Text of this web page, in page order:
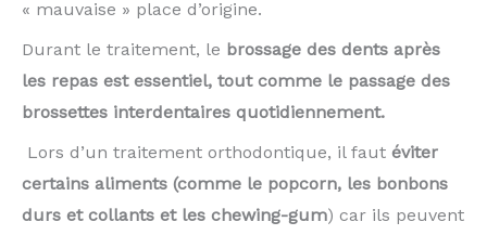
« mauvaise » place d’origine.
Durant le traitement, le brossage des dents après
les repas est essentiel, tout comme le passage des
brossettes interdentaires quotidiennement.
Lors d’un traitement orthodontique, il faut éviter
certains aliments (comme le popcorn, les bonbons
durs et collants et les chewing-gum) car ils peuvent